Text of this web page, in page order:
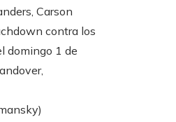
Carson
contra los
domingo 1 de